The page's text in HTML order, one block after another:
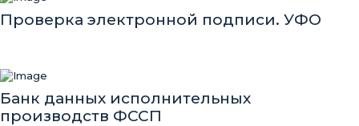
Проверка электронной подписи. УФО
Банк данных исполнительных
производств ФССП